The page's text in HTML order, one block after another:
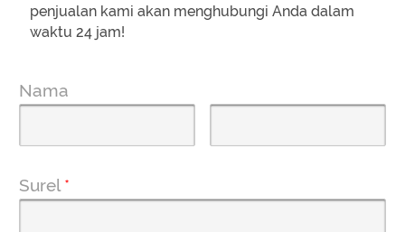
penjualan kami akan menghubungi Anda dalam
waktu 24 jam!
Nama
Surel *